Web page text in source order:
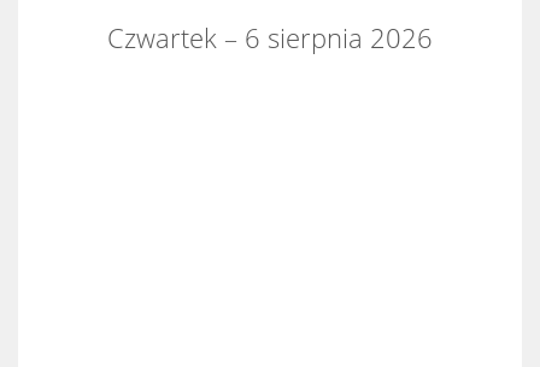
Czwartek – 6 sierpnia 2026